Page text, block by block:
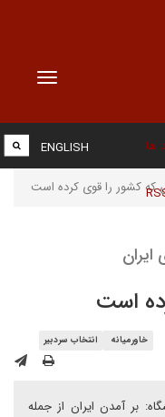
Toggle
ها ENGLISH
که کشور را قوی کرده است
است
خاورمیانه انتخاب سردبیر
بر آمدن ایران از جمله